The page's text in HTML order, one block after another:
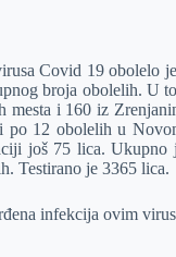
Covid 19 obolelo
broja obolelih. U
mesta i 160 iz
12 obolelih u
još 75 lica. Ukupno
Testirano je 3365 lica.
infekcija ovim